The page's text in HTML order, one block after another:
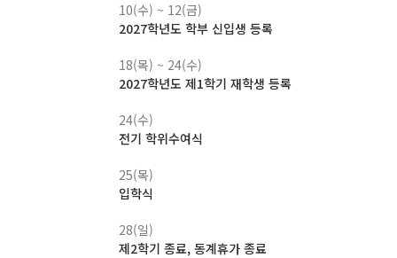
10(수) ~ 12(금)
2027학년도 학부 신입생 등록
18(목) ~ 24(수)
2027학년도 제1학기 재학생 등록
24(수)
전기 학위수여식
25(목)
입학식
28(일)
제2학기 종료, 동계휴가 종료